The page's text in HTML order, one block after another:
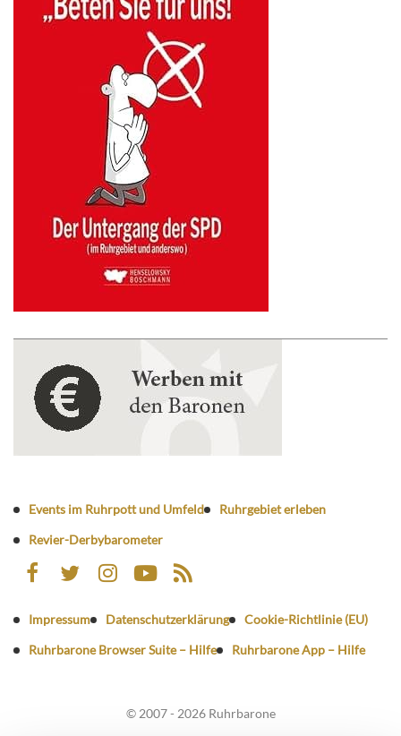
Events im Ruhrpott und Umfeld
Ruhrgebiet erleben
Revier-Derbybarometer
Impressum Datenschutzerklärung
Cookie-Richtlinie (EU)
Ruhrbarone Browser Suite – Hilfe
Ruhrbarone App – Hilfe
© 2007 - 2026 Ruhrbarone